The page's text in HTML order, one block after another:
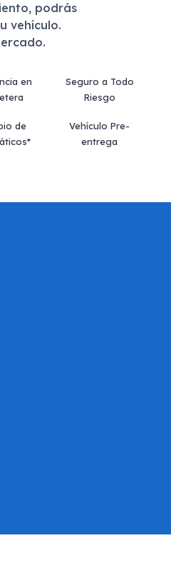
podrás
vehículo.
en
Seguro a Todo
Riesgo
de
Vehículo Pre-
entrega